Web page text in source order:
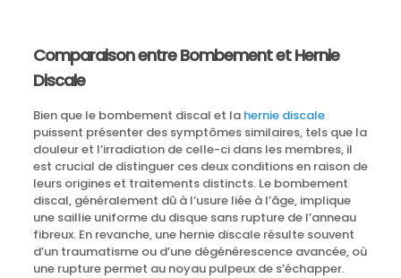
Comparaison entre Bombement et Hernie
Discale
Bien que le bombement discal et la hernie discale
puissent présenter des symptômes similaires, tels que la
douleur et l’irradiation de celle-ci dans les membres, il
est crucial de distinguer ces deux conditions en raison de
leurs origines et traitements distincts. Le bombement
discal, généralement dû à l’usure liée à l’âge, implique
une saillie uniforme du disque sans rupture de l’anneau
fibreux. En revanche, une hernie discale résulte souvent
d’un traumatisme ou d’une dégénérescence avancée, où
une rupture permet au noyau pulpeux de s’échapper.